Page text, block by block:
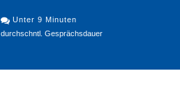
Unter 9 Minuten
durchschntl. Gesprächsdauer